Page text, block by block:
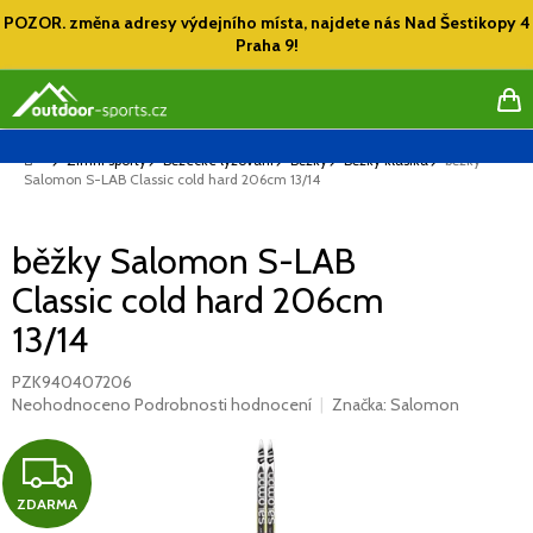
na
POZOR. změna adresy výdejního místa, najdete nás Nad Šestikopy 4
Praha 9!
Domů
Zimní sporty Běžecké lyžování Běžky Běžky klasika
běžky
Salomon S-LAB Classic cold hard 206cm 13/14
běžky Salomon S-LAB
Classic cold hard 206cm
13/14
PZK940407206
Průměrné
produktu
0,0
z
Neohodnoceno Podrobnosti hodnocení Značka: Salomon
Z
ZDARMA